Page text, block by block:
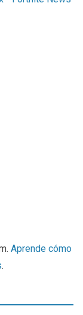
Aprende cómo
.